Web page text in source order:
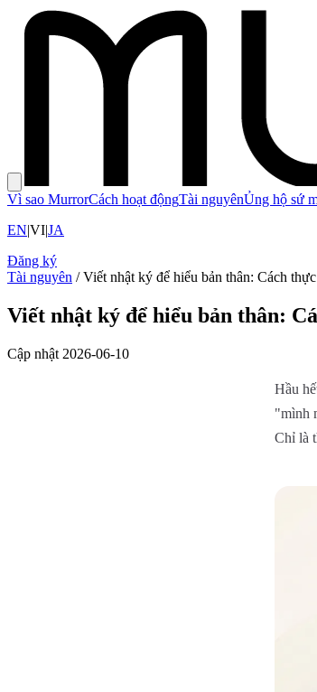
Vì sao MurrorCách hoạt độngTài nguyênỦng hộ sứ
EN|VI|JA
Đăng ký
Tài nguyên / Viết nhật ký để hiểu bản thân: Cách
Viết nhật ký để hiểu bản thân:
Cập nhật 2026-06-10
Hầu
"mình
Chỉ là